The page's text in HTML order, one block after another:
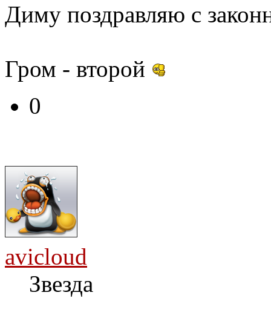
Диму поздравляю с
Гром - второй
0
avicloud
Звезда